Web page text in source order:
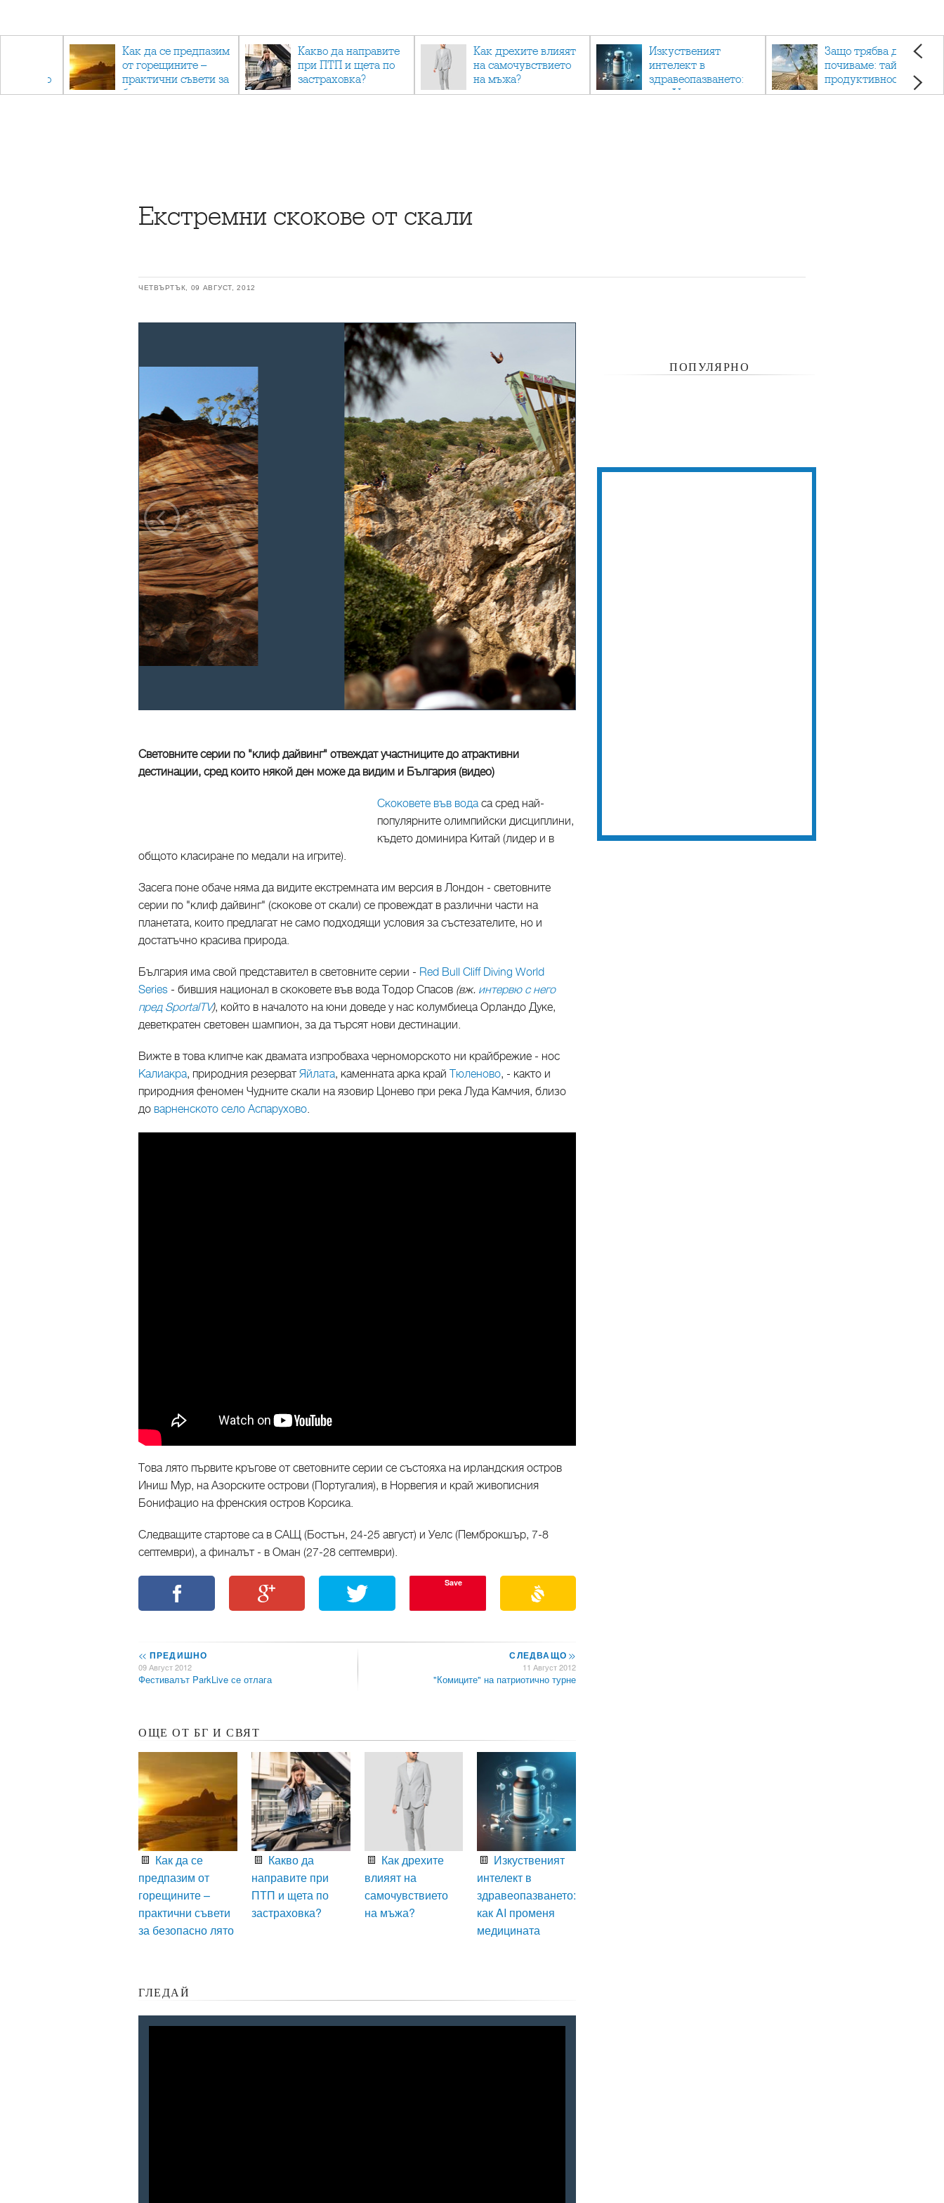
отново
Как да се предпазим
от горещините –
практични съвети за
безопасно лято
Какво да направите
при ПТП и щета по
застраховка?
Как дрехите влияят
на самочувствието
на мъжа?
Изкуственият
интелект в
здравеопазването:
как AI променя
Защо трябва да си
почиваме: тайната на
продуктивността,
здравето и добрия
Екстремни скокове от скали
ЧЕТВЪРТЪК, 09 АВГУСТ, 2012
Световните серии по "клиф дайвинг" отвеждат участниците до атрактивни
дестинации, сред които някой ден може да видим и България (видео)
Скоковете във водаса сред най-
популярните олимпийски дисциплини,
където доминира Китай (лидер и в
общото класиране по медали на игрите).
Засега поне обаче няма да видите екстремната им версия в Лондон - световните
серии по "клиф дайвинг" (скокове от скали) се провеждат в различни части на
планетата, които предлагат не само подходящи условия за състезателите, но и
достатъчно красива природа.
България има свой представител в световните серии - Red Bull Cliff Diving World
Series - бившия национал в скоковете във вода Тодор Спасов (вж. интервю с него
пред SportalTV), който в началото на юни доведе у нас колумбиеца Орландо Дуке,
деветкратен световен шампион, за да търсят нови дестинации.
Вижте в това клипче как двамата изпробваха черноморското ни крайбрежие - нос
Калиакра, природния резерватЯйлата, каменната арка край Тюленово, - както и
природния феномен Чудните скали на язовир Цонево при река Луда Камчия, близо
до варненското село Аспарухово.
Това лято първите кръгове от световните серии се състояха на ирландския остров
Иниш Мур, на Азорските острови (Португалия), в Норвегия и край живописния
Бонифацио на френския остров Корсика.
Следващите стартове са в САЩ (Бостън, 24-25 август) и Уелс (Пемброкшър, 7-8
септември), а финалът - в Оман (27-28 септември).
Save
<< ПРЕДИШНО
09 Август 2012
Фестивалът ParkLive се отлага
СЛЕДВАЩО>>
11 Август 2012
"Комиците" на патриотично турне
ОЩЕ ОТ БГ И СВЯТ
Как да се
предпазим от
горещините –
практични съвети
за безопасно лято
Какво да
направите при
ПТП и щета по
застраховка?
Как дрехите
влияят на
самочувствието
на мъжа?
Изкуственият
интелект в
здравеопазването:
как AI променя
медицината
ГЛЕДАЙ
ПОПУЛЯРНО